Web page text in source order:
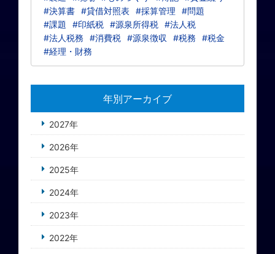
#決算書 #貸借対照表 #採算管理
#問題
#課題
#印紙税 #源泉所得税 #法人税
#法人税務
#消費税 #源泉徴収 #税務
#税金
#経理・財務
年別アーカイブ
2027年
2026年
2025年
2024年
2023年
2022年